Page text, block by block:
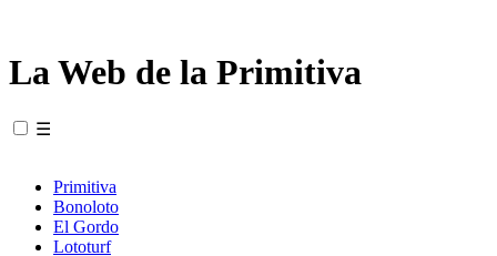
La Web de la Primitiva
☰
Primitiva
Bonoloto
El Gordo
Lototurf